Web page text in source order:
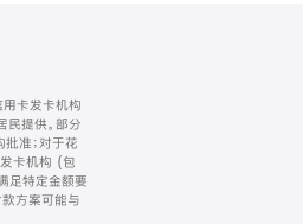
用卡发卡机构
民提供。部分
准；对于花
发卡机构 (包
足特定金额要
方案可能与